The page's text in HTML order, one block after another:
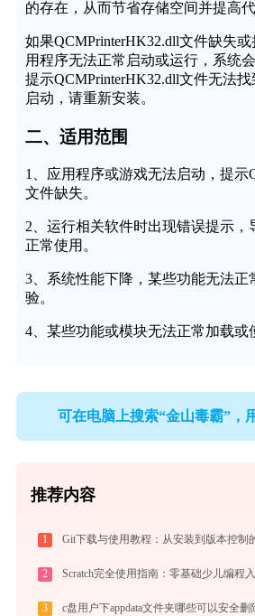
的存在，从而节省存储空间并提高代
如果QCMPrinterHK32.dll文件缺失
用程序无法正常启动或运行，系统
提示QCMPrinterHK32.dll文件无法
启动，请重新安装。
二、适用范围
1、应用程序或游戏无法启动，提示
文件缺失。
2、运行相关软件时出现错误提示，
正常使用。
3、系统性能下降，某些功能无法正
验。
4、某些功能或模块无法正常加载或
可在电脑上搜索“金山毒霸”，
推荐内容
1 Git下载与使用教程：从安装到版本控制
2
3 c盘用户下appdata文件夹哪些可以安全删